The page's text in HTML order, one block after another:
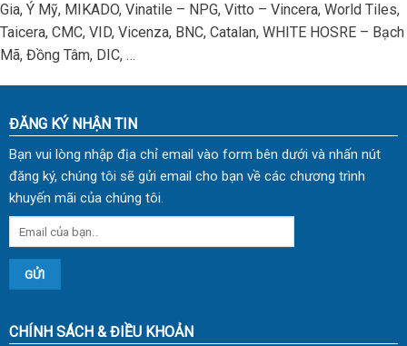
Gia, Ý Mỹ, MIKADO, Vinatile – NPG, Vitto – Vincera, World Tiles,
Taicera, CMC, VID, Vicenza, BNC, Catalan, WHITE HOSRE – Bạch
Mã, Đồng Tâm, DIC, …
ĐĂNG KÝ NHẬN TIN
Bạn vui lòng nhập địa chỉ email vào form bên dưới và nhấn nút
đăng ký, chúng tôi sẽ gửi email cho bạn về các chương trình
khuyến mãi của chúng tôi.
CHÍNH SÁCH & ĐIỀU KHOẢN